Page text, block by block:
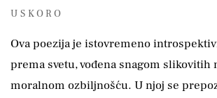
USKORO
Ova poezija je istovremeno
prema svetu, vođena snagom slikovitih
moralnom ozbiljnošću. U njoj se